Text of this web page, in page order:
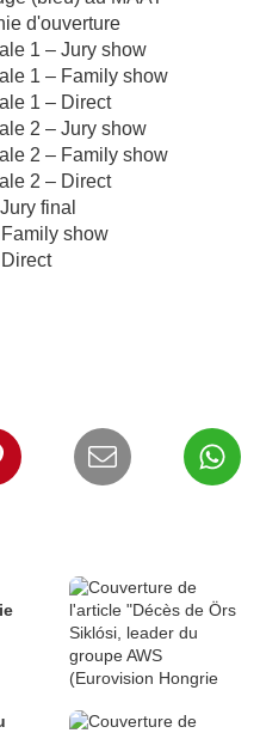
d'ouverture
1 – Jury show
1 – Family show
1 – Direct
2 – Jury show
2 – Family show
2 – Direct
final
show